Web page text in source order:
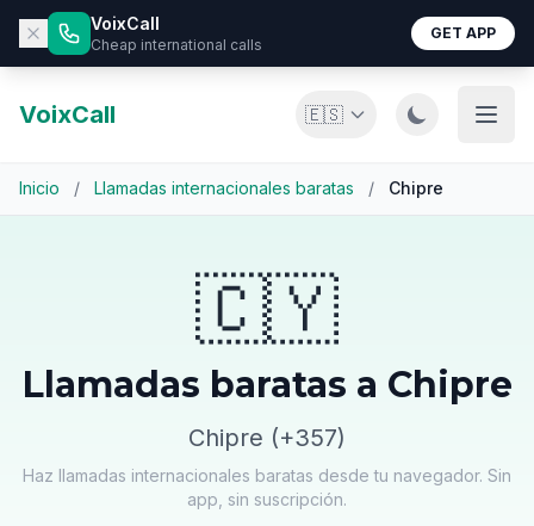
VoixCall
Cheap international calls
GET APP
VoixCall 🇪🇸
Inicio / Llamadas internacionales baratas / Chipre
🇨🇾
Llamadas baratas a Chipre
Chipre (+357)
Haz llamadas internacionales baratas desde tu navegador. Sin
app, sin suscripción.